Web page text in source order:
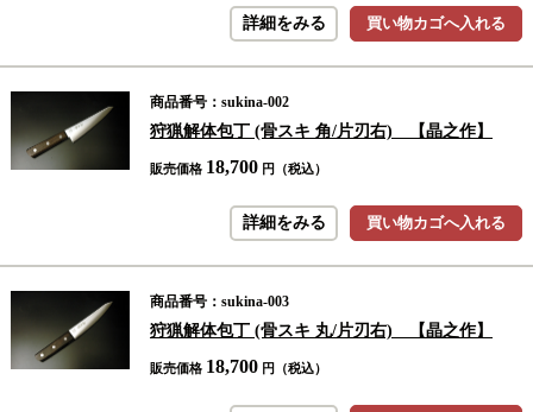
買い物カゴへ入れる
詳細をみる
商品番号：sukina-002
狩猟解体包丁 (骨スキ 角/片刃右) 【晶之作】
販売価格 18,700 円（税込）
買い物カゴへ入れる
詳細をみる
商品番号：sukina-003
狩猟解体包丁 (骨スキ 丸/片刃右) 【晶之作】
販売価格 18,700 円（税込）